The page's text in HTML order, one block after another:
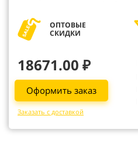
ОПТОВЫЕ
СКИДКИ
18671.00 ₽
Оформить заказ
Заказать с доставкой